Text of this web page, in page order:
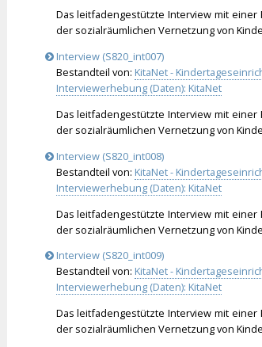
Das leitfadengestützte Interview mit
der sozialräumlichen Vernetzung von
Interview (S820_int007)
Bestandteil von: KitaNet -
Interviewerhebung (Daten): KitaNet
Das leitfadengestützte Interview mit
der sozialräumlichen Vernetzung von
Interview (S820_int008)
Bestandteil von: KitaNet -
Interviewerhebung (Daten): KitaNet
Das leitfadengestützte Interview mit
der sozialräumlichen Vernetzung von
Interview (S820_int009)
Bestandteil von: KitaNet -
Interviewerhebung (Daten): KitaNet
Das leitfadengestützte Interview mit
der sozialräumlichen Vernetzung von